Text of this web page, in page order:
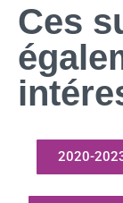
Ces
2020-